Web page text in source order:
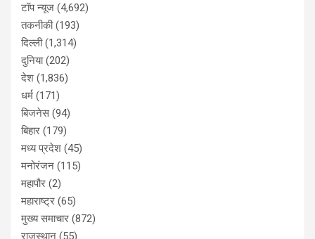
टॉप न्यूज (4,692)
तकनीकी(193)
दिल्ली(1,314)
दुनिया(202)
देश (1,836)
धर्म (171)
बिजनेस(94)
बिहार (179)
मध्य प्रदेश (45)
मनोरंजन (115)
महापौर (2)
महाराष्ट्र (65)
मुख्य समाचार (872)
राजस्थान (55)